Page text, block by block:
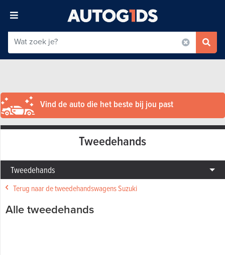
Vind de auto die het beste bij jou past
Tweedehands
Tweedehands
Terug naar de tweedehandswagens Suzuki
Alle tweedehands